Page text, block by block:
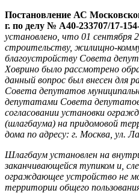
Постановление АС
г. по делу № А40-233707/17-
установлено, что 01 сентября
строительству, жилищно-
благоустройству Совета
Ховрино было рассмотрено
данный вопрос был внесен для
Совета депутатов
депутатами Совета
согласовании установки
(шлагбаума) на придомовой
дома по адресу: г. Москва, ул.
Шлагбаум установлен на
заканчивающейся тупиком и,
ограждающее устройство не
территории общего